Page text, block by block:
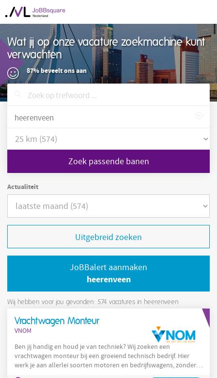
Wat jij op onze vacature zoekmachine kunt
verwachten
87% beveelt ons aan
Zoek passende banen
Actualiteit
Uitgebreid zoeken
JoBBalert aanmaken
heerenveen
Wij hebben voor jou gevonden: 574 vacatures in heerenveen
Vrachtwagen Monteur
VNOM
Ben jij handig en houd je van techniek? Wij zoeken een
vrachtwagen monteur bij een groeiend technisch bedrijf. Hier
werk je aan allerlei soorten motoren en bedrijfswagens, zonder